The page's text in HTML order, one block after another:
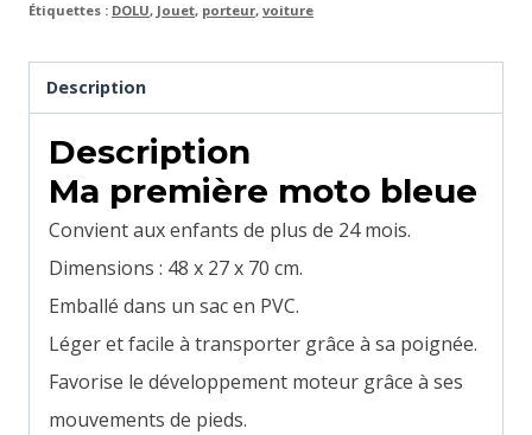
Étiquettes : DOLU, Jouet, porteur, voiture
Description
Description
Ma première moto bleue
Convient aux enfants de plus de 24 mois.
Dimensions : 48 x 27 x 70 cm.
Emballé dans un sac en PVC.
Léger et facile à transporter grâce à sa poignée.
Favorise le développement moteur grâce à ses
mouvements de pieds.